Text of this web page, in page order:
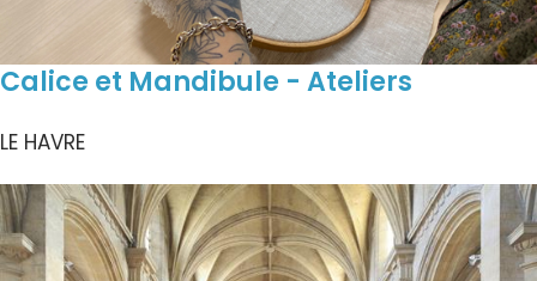
Calice et Mandibule - Ateliers
LE HAVRE